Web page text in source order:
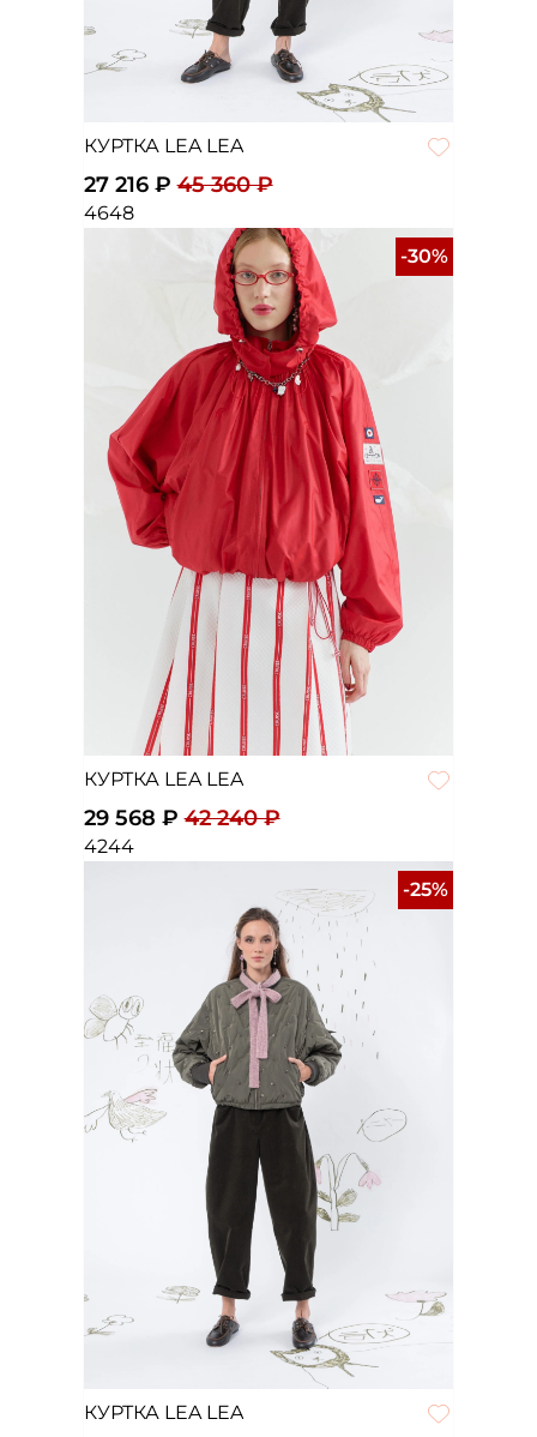
КУРТКА LEA LEA
27 216 ₽ 45 360 ₽
4648
-30%
КУРТКА LEA LEA
29 568 ₽ 42 240 ₽
4244
-25%
КУРТКА LEA LEA